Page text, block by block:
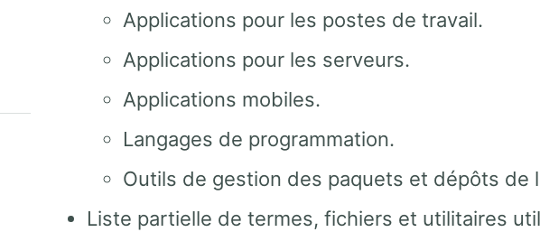
Applications pour les postes de travail.
Applications pour les serveurs.
Applications mobiles.
Langages de programmation.
Outils de gestion des paquets et dépôts de
Liste partielle de termes, fichiers et utilitaires